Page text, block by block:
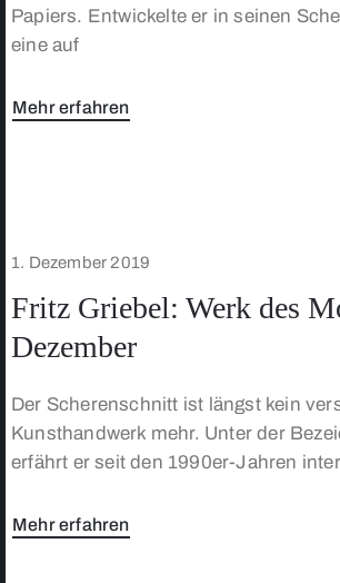
Papiers. Entwickelte er in seinen
eine auf
Mehr erfahren
1. Dezember 2019
Fritz Griebel: Werk des
Dezember
Der Scherenschnitt ist längst kein
Kunsthandwerk mehr. Unter der
erfährt er seit den 1990er-Jahren
Mehr erfahren